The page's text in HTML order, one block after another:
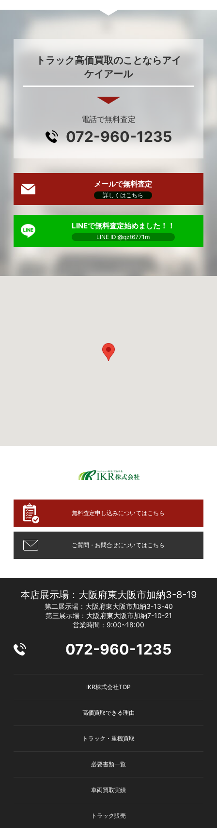
トラック高価買取のことならアイ
ケイアール
電話で無料査定
072-960-1235
メールで無料査定
詳しくはこちら
LINEで無料査定始めました！！
LINE ID:@qzt6771m
無料査定申し込みについてはこちら
ご質問・お問合せについてはこちら
本店展示場：大阪府東大阪市加納3-8-19
第二展示場：大阪府東大阪市加納3-13-40
第三展示場：大阪府東大阪市加納7-10-21
営業時間：9:00~18:00
072-960-1235
IKR株式会社TOP
高価買取できる理由
トラック・重機買取
必要書類一覧
車両買取実績
トラック販売